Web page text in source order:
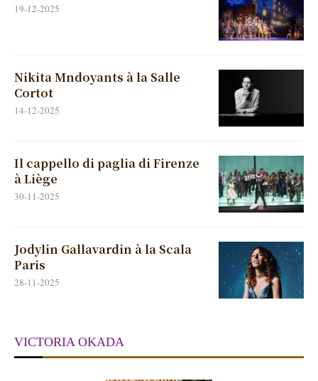
19-12-2025
Nikita Mndoyants à la Salle
Cortot
14-12-2025
Il cappello di paglia di Firenze
à Liège
30-11-2025
Jodylin Gallavardin à la Scala
Paris
28-11-2025
VICTORIA OKADA